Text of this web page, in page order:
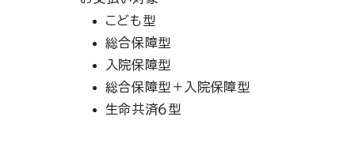
こども型
総合保障型
入院保障型
総合保障型＋入院保障型
生命共済６型